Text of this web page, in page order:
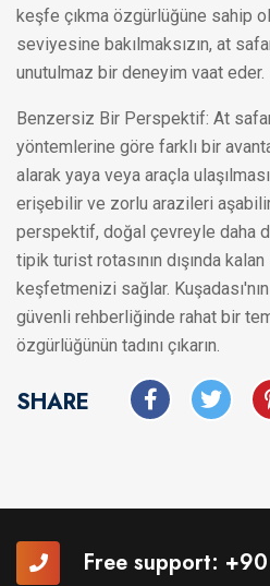
keşfe çıkma özgürlüğüne sahip
seviyesine bakılmaksızın, at
unutulmaz bir deneyim vaat eder.
Benzersiz Bir Perspektif: At
yöntemlerine göre farklı bir
alarak yaya veya araçla
erişebilir ve zorlu arazileri
perspektif, doğal çevreyle daha
tipik turist rotasının dışında
keşfetmenizi sağlar.
güvenli rehberliğinde rahat bir
özgürlüğünün tadını çıkarın.
SHARE
Free support: